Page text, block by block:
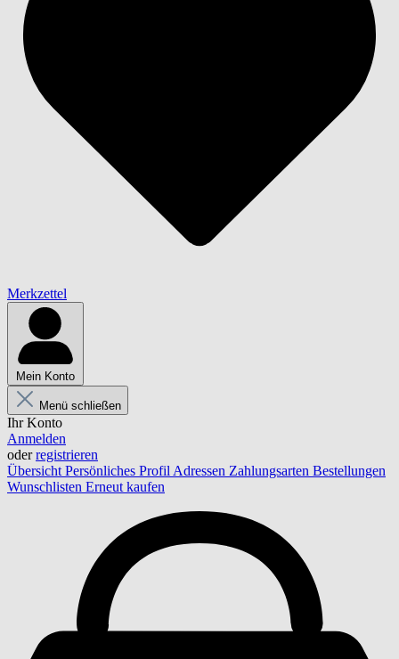
Merkzettel
Mein Konto
Menü schließen
Ihr Konto
Anmelden
oderregistrieren
Übersicht Persönliches Profil Adressen Zahlungsarten Bestellungen
Wunschlisten Erneut kaufen